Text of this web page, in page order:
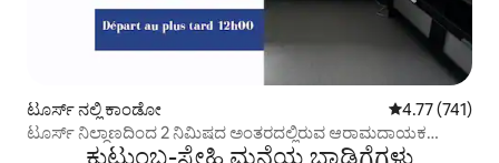
ಟೂರ್ಸ್ ನಲ್ಲಿ ಕಾಂಡೋ 5 ರಲ್ಲಿ 4.77
4.77 (741)
ಟೂರ್ಸ್ ನಿಲ್ದಾಣದಿಂದ 2 ನಿಮಿಷದ ಅಂತರದಲ್ಲಿರುವ ಆರಾಮದಾಯಕ
ಸ್ಟುಡಿಯೋಕುಟುಂಬ-ಸ್ನೇಹಿ ಮನೆಯ ಬಾಡಿಗೆಗಳು